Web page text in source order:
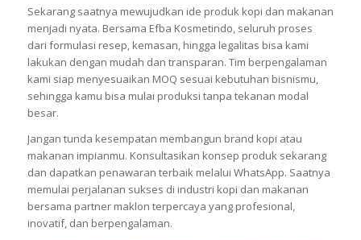
Sekarang saatnya mewujudkan ide produk kopi dan makanan
menjadi nyata. Bersama Efba Kosmetindo, seluruh proses
dari formulasi resep, kemasan, hingga legalitas bisa kami
lakukan dengan mudah dan transparan. Tim berpengalaman
kami siap menyesuaikan MOQ sesuai kebutuhan bisnismu,
sehingga kamu bisa mulai produksi tanpa tekanan modal
besar.
Jangan tunda kesempatan membangun brand kopi atau
makanan impianmu. Konsultasikan konsep produk sekarang
dan dapatkan penawaran terbaik melalui WhatsApp. Saatnya
memulai perjalanan sukses di industri kopi dan makanan
bersama partner maklon terpercaya yang profesional,
inovatif, dan berpengalaman.